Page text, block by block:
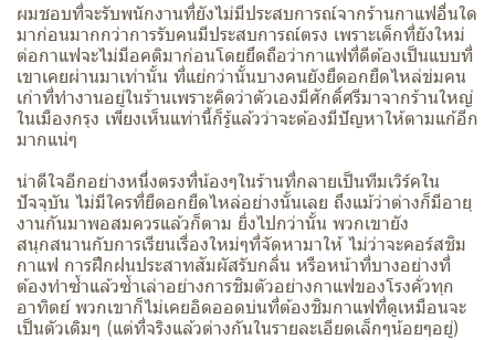
ผมชอบที่จะรับพนักงานที่ยังไม่มีประสบการณ์จากร้านกาแฟอื่นใด
มาก่อนมากกว่าการรับคนมีประสบการณ์ตรง เพราะเด็กที่ยังใหม่
ต่อกาแฟจะไม่มีอคติมาก่อนโดยยึดถือว่ากาแฟที่ดีต้องเป็นแบบที่
เขาเคยผ่านมาเท่านั้น ที่แย่กว่านั้นบางคนยังยืดอกยืดไหล่ข่มคน
เก่าที่ทำงานอยู่ในร้านเพราะคิดว่าตัวเองมีศักดิ์ศรีมาจากร้านใหญ่
ในเมืองกรุง เพียงเห็นแท่านี้ก็รู้แล้วว่าจะต้องมีปัญหาให้ตามแก้อีก
มากแน่ๆ
น่าดีใจอีกอย่างหนึ่งตรงที่น้องๆในร้านที่กลายเป็นทีมเวิร์คใน
ปัจจุบัน ไม่มีใครที่ยืดอกยืดไหล่อย่างนั้นเลย ถึงแม้ว่าต่างก็มีอายุ
งานกันมาพอสมควรแล้วก็ตาม ยิ่งไปกว่านั้น พวกเขายัง
สนุกสนานกับการเรียนเรื่องใหม่ๆที่จัดหามาให้ ไม่ว่าจะคอร์สชิม
กาแฟ การฝึกฝนประสาทสัมผัสรับกลิ่น หรือหน้าที่บางอย่างที่
ต้องทำซ้ำแล้วซ้ำเล่าอย่างการชิมตัวอย่างกาแฟของโรงคั่วทุก
อาทิตย์ พวกเขาก็ไม่เคยอิดออดบ่นที่ต้องชิมกาแฟที่ดูเหมือนจะ
เป็นตัวเดิมๆ (แต่ที่จริงแล้วต่างกันในรายละเอียดเล็กๆน้อยๆอยู่)